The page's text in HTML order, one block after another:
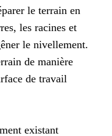
le terrain en
les racines et
le nivellement.
de manière
de travail
existant